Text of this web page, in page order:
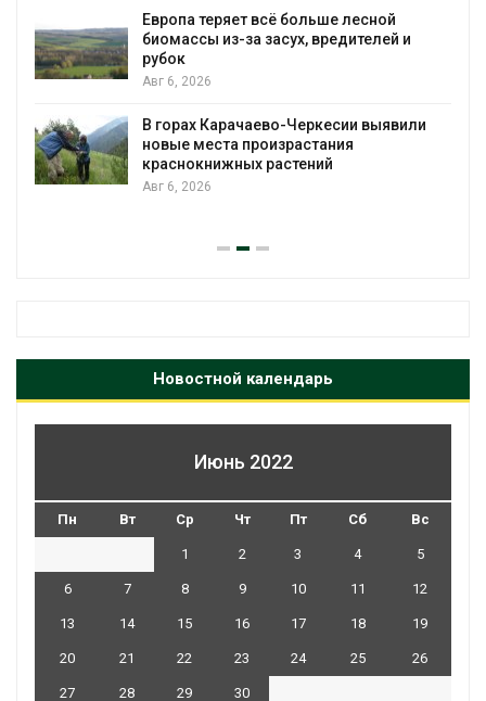
В Ирбите начнут расчистку Ницы после
рекордного дождевого паводка
Авг 6, 2026
В Домодедове ликвидируют
последствия разлива химикатов
пожара на складе
Авг 6, 2026
Новостной календарь
Июнь 2022
Пн Вт Ср Чт Пт Сб Вс
1 2 3 4 5
6 7 8 9 10 11 12
13 14 15 16 17 18 19
20 21 22 23 24 25 26
27 28 29
30